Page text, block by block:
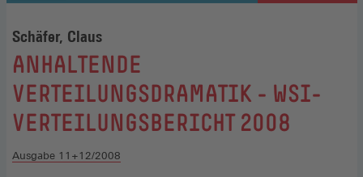
Schäfer, Claus
:
ANHALTENDE
VERTEILUNGSDRAMATIK - WSI-
VERTEILUNGSBERICHT 2008
Ausgabe 11+12/2008